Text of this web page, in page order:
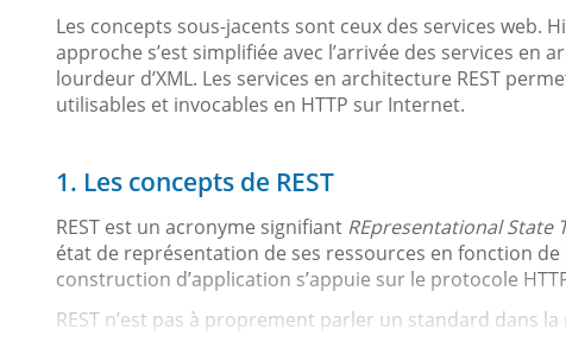
Les concepts sous-jacents sont ceux des services web.
approche s’est simplifiée avec l’arrivée des services en
lourdeur d’XML. Les services en architecture REST
utilisables et invocables en HTTP sur Internet.
1. Les concepts de REST
REST est un acronyme signifiant REpresentational State
état de représentation de ses ressources en fonction
construction d’application s’appuie sur le protocole
REST n’est pas à proprement parler un standard dans la